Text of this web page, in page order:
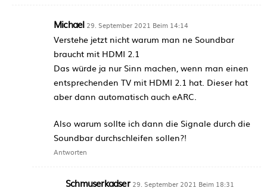
Michael 29. September 2021 Beim 14:14
Verstehe jetzt nicht warum man ne Soundbar
braucht mit HDMI 2.1
Das würde ja nur Sinn machen, wenn man einen
entsprechenden TV mit HDMI 2.1 hat. Dieser hat
aber dann automatisch auch eARC.
Also warum sollte ich dann die Signale durch die
Soundbar durchschleifen sollen?!
Antworten
Schmuserkadser 29. September 2021 Beim 18:31